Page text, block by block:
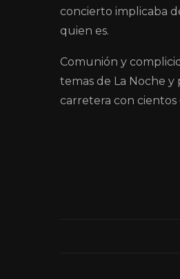
concierto implicaba
quien es.
Comunión y
temas de La Noche y
carretera con